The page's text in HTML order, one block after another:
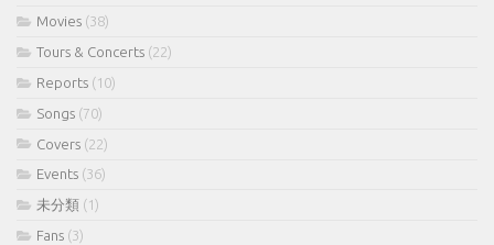
Movies (38)
Tours & Concerts (22)
Reports (10)
Songs (70)
Covers (22)
Events (36)
未分類 (1)
Fans (3)